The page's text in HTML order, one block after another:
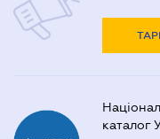
каталог